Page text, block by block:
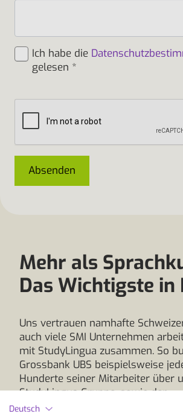
Ich habe die
gelesen *
Absenden
Mehr als
Das Wichtigste in
Uns vertrauen namhafte
auch viele SMI Unternehmen
mit StudyLingua zusammen. So
Grossbank UBS beispielsweise
Hunderte seiner Mitarbeiter über
StudyLingua Gruppe, sowie der
Lebensmittelkonzern COOP oder
Deutsch